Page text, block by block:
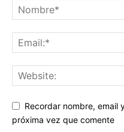
Recordar nombre, email
próxima vez que comente